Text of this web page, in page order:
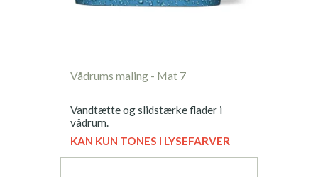
Vådrums maling - Mat 7
Vandtætte og slidstærke flader i
vådrum.
KAN KUN TONES I LYSEFARVER